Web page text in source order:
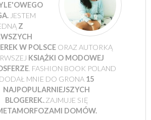
JESTEM
Z
W POLSCE ORAZ AUTORKĄ
KSIĄŻKI O MODOWEJ
. FASHION BOOK POLAND
DODAŁ MNIE DO GRONA 15
NAJPOPULARNIEJSZYCH
BLOGEREK..ZAJMUJE SIĘ
DOMÓW.